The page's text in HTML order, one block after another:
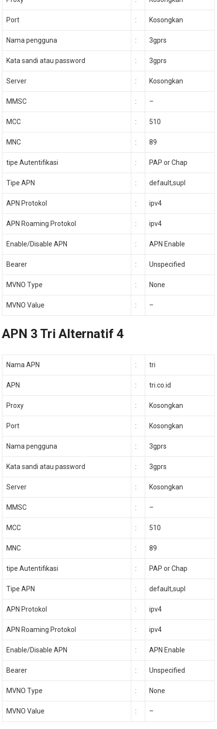
Port : Kosongkan
Nama pengguna : 3gprs
Kata sandi atau password : 3gprs
Server : Kosongkan
MMSC : –
MCC : 510
MNC : 89
tipe Autentifikasi : PAP or Chap
Tipe APN : default,supl
APN Protokol : ipv4
APN Roaming Protokol : ipv4
Enable/Disable APN : APN Enable
Bearer : Unspecified
MVNO Type : None
MVNO Value : –
APN 3 Tri Alternatif 4
Nama APN : tri
APN : tri.co.id
Proxy : Kosongkan
Port : Kosongkan
Nama pengguna : 3gprs
Kata sandi atau password : 3gprs
Server : Kosongkan
MMSC : –
MCC : 510
MNC : 89
tipe Autentifikasi : PAP or Chap
Tipe APN : default,supl
APN Protokol : ipv4
APN Roaming Protokol : ipv4
Enable/Disable APN : APN Enable
Bearer : Unspecified
MVNO Type : None
MVNO Value : –